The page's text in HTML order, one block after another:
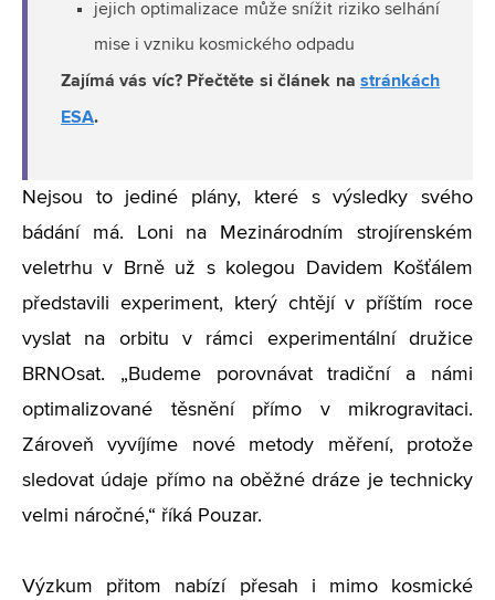
jejich optimalizace může snížit riziko selhání
mise i vzniku kosmického odpadu
Zajímá vás víc? Přečtěte si článek na stránkách
ESA.
Nejsou to jediné plány, které s výsledky svého
bádání má. Loni na Mezinárodním strojírenském
veletrhu v Brně už s kolegou Davidem Košťálem
představili experiment, který chtějí v příštím roce
vyslat na orbitu v rámci experimentální družice
BRNOsat. „Budeme porovnávat tradiční a námi
optimalizované těsnění přímo v mikrogravitaci.
Zároveň vyvíjíme nové metody měření, protože
sledovat údaje přímo na oběžné dráze je technicky
velmi náročné,“ říká Pouzar.
Výzkum přitom nabízí přesah i mimo kosmické